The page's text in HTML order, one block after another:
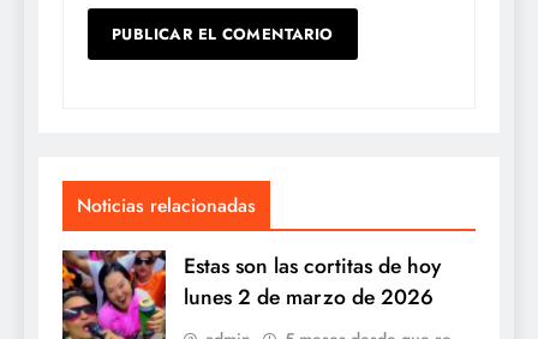
Noticias relacionadas
Estas son las cortitas de hoy
lunes 2 de marzo de 2026